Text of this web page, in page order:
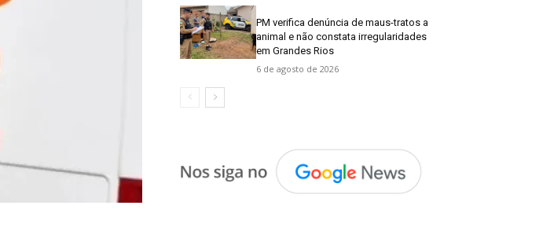
PM verifica denúncia de maus-tratos a
animal e não constata irregularidades
em Grandes Rios
6 de agosto de 2026